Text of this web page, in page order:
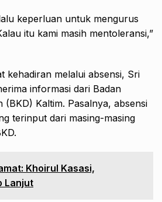
keperluan untuk mengurus
itu kami masih mentoleransi,”
kehadiran melalui absensi, Sri
informasi dari Badan
(BKD) Kaltim. Pasalnya, absensi
terinput dari masing-masing
Khoirul Kasasi,
Lanjut